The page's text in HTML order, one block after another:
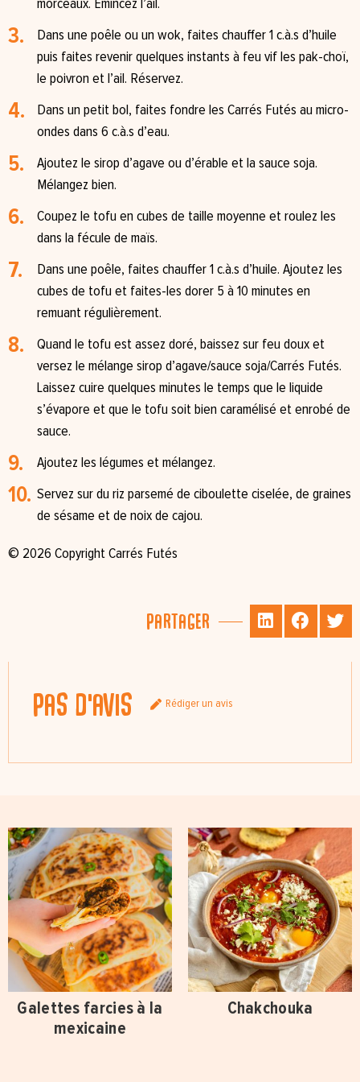
morceaux. Émincez l’ail.
Dans une poêle ou un wok, faites chauffer 1 c.à.s d’huile
puis faites revenir quelques instants à feu vif les pak-choï,
le poivron et l’ail. Réservez.
Dans un petit bol, faites fondre les Carrés Futés au micro-
ondes dans 6 c.à.s d’eau.
Ajoutez le sirop d’agave ou d’érable et la sauce soja.
Mélangez bien.
Coupez le tofu en cubes de taille moyenne et roulez les
dans la fécule de maïs.
Dans une poêle, faites chauffer 1 c.à.s d’huile. Ajoutez les
cubes de tofu et faites-les dorer 5 à 10 minutes en
remuant régulièrement.
Quand le tofu est assez doré, baissez sur feu doux et
versez le mélange sirop d’agave/sauce soja/Carrés Futés.
Laissez cuire quelques minutes le temps que le liquide
s’évapore et que le tofu soit bien caramélisé et enrobé de
sauce.
Ajoutez les légumes et mélangez.
Servez sur du riz parsemé de ciboulette ciselée, de graines
de sésame et de noix de cajou.
© 2026 Copyright Carrés Futés
Partager
Pas d'avis Rédiger un avis
Galettes farcies à la
mexicaine
Chakchouka